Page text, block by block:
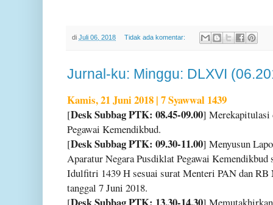
di Juli 06, 2018 Tidak ada komentar:
Jurnal-ku: Minggu: DLXVI
Kamis, 21 Juni 2018 | 7 Syawwal 1439
[Desk Subbag PTK: 08.45-09.00] Merekapitulasi
Pegawai Kemendikbud.
[Desk Subbag PTK: 09.30-11.00] Menyusun
Aparatur Negara Pusdiklat Pegawai Kemendikbud
Idulfitri 1439 H sesuai surat Menteri PAN dan
tanggal 7 Juni 2018.
[
]